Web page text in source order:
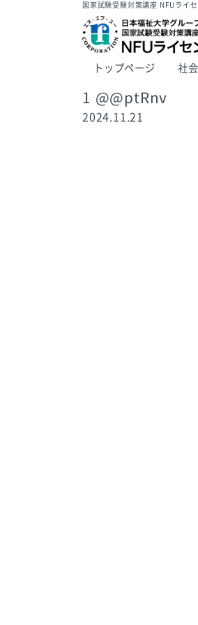
国家試験受験対策講座 NFUライ
トップページ 社
1 @@ptRnv
2024.11.21